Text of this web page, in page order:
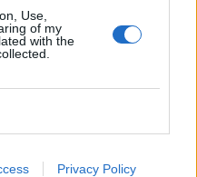
Use,
of my
with the
Privacy Policy
στα χέρια μου,
τους φίλους που
ας πούμε, κριτήρια.